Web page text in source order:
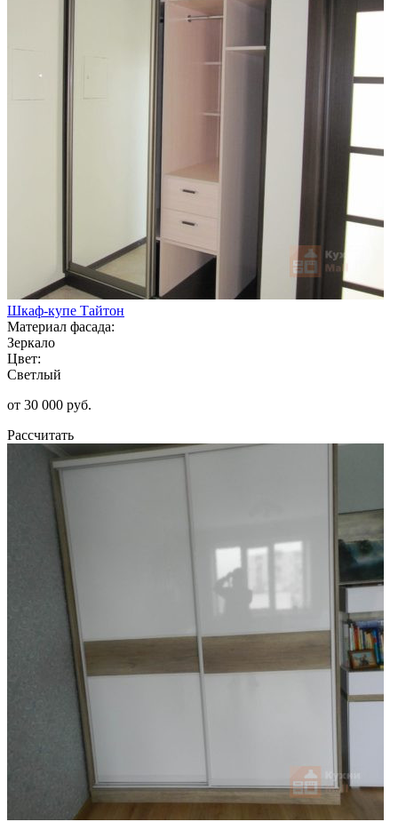
Шкаф-купе Тайтон
Материал фасада:
Зеркало
Цвет:
Светлый
от 30 000 руб.
Рассчитать